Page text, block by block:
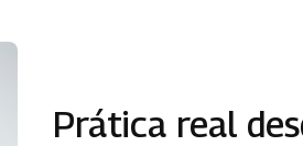
Prática real